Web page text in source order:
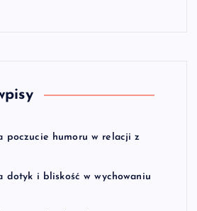
poczucie humoru w relacji z
dotyk i bliskość w wychowaniu